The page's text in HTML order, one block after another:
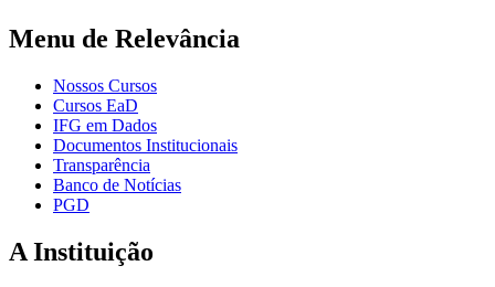
Menu de Relevância
Nossos Cursos
Cursos EaD
IFG em Dados
Documentos Institucionais
Transparência
Banco de Notícias
PGD
A Instituição